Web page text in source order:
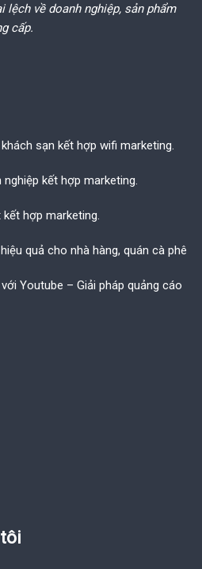
lệch về doanh nghiệp, sản phẩm
cấp.
sạn kết hợp wifi marketing.
kết hợp marketing.
hợp marketing.
quả cho nhà hàng, quán cà phê
Youtube – Giải pháp quảng cáo